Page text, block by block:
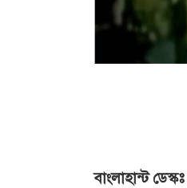
বাংলাহান্ট ডেস্কঃ